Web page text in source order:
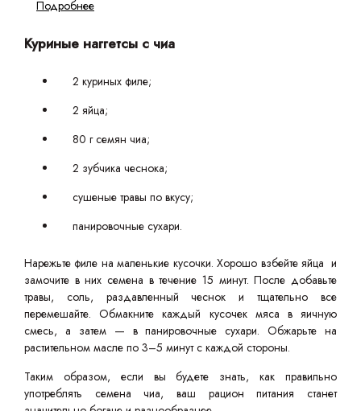
Подробнее
Куриные наггетсы с чиа
2 куриных филе;
2 яйца;
80 г семян чиа;
2 зубчика чеснока;
сушеные травы по вкусу;
панировочные сухари.
Нарежьте филе на маленькие кусочки. Хорошо взбейте яйца и
замочите в них семена в течение 15 минут. После добавьте
травы, соль, раздавленный чеснок и тщательно все
перемешайте. Обмакните каждый кусочек мяса в яичную
смесь, а затем — в панировочные сухари. Обжарьте на
растительном масле по 3–5 минут с каждой стороны.
Таким образом, если вы будете знать, как правильно
употреблять семена чиа, ваш рацион питания станет